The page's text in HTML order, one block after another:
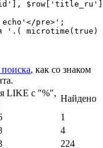
pre>';
, как со знаком
LIKE с "%",
Найдено
1
4
224